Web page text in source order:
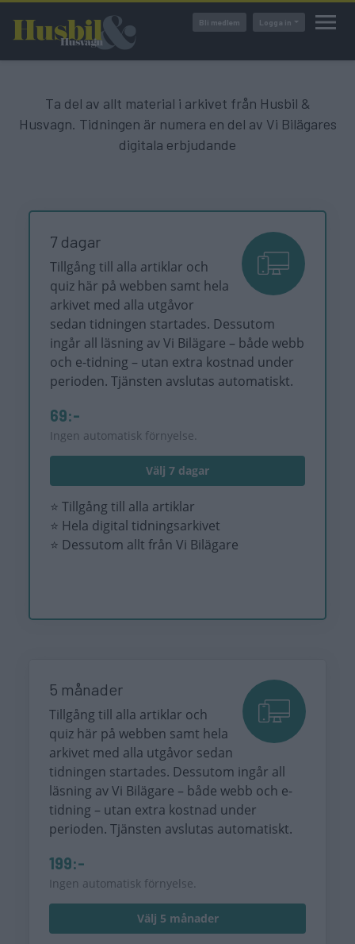
huvudinnehåll
Bli medlem Logga in
Ta del av allt material i arkivet från Husbil &
Husvagn. Tidningen är numera en del av Vi Bilägares
digitala erbjudande
7 dagar
Tillgång till alla artiklar och
quiz här på webben samt hela
arkivet med alla utgåvor
sedan tidningen startades. Dessutom
ingår all läsning av Vi Bilägare – både webb
och e-tidning – utan extra kostnad under
perioden. Tjänsten avslutas automatiskt.
69:-
Ingen automatisk förnyelse.
Välj 7 dagar
⭐ Tillgång till alla artiklar
⭐ Hela digital tidningsarkivet
⭐ Dessutom allt från Vi Bilägare
5 månader
Tillgång till alla artiklar och
quiz här på webben samt hela
arkivet med alla utgåvor sedan
tidningen startades. Dessutom ingår all
läsning av Vi Bilägare – både webb och e-
tidning – utan extra kostnad under
perioden. Tjänsten avslutas automatiskt.
199:-
Ingen automatisk förnyelse.
Välj 5 månader